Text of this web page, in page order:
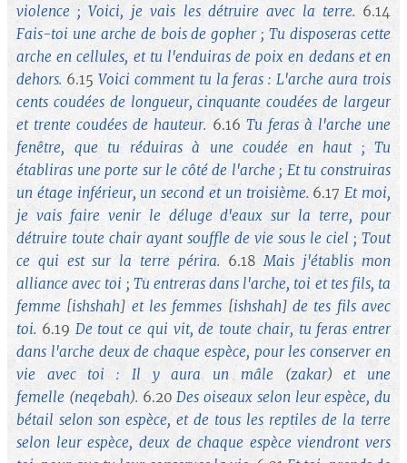
violence ; Voici, je vais les détruire avec la terre. 6.14
Fais-toi une arche de bois de gopher ; Tu disposeras cette
arche en cellules, et tu l'enduiras de poix en dedans et en
dehors. 6.15 Voici comment tu la feras : L'arche aura trois
cents coudées de longueur, cinquante coudées de largeur
et trente coudées de hauteur. 6.16 Tu feras à l'arche une
fenêtre, que tu réduiras à une coudée en haut ; Tu
établiras une porte sur le côté de l'arche ; Et tu construiras
un étage inférieur, un second et un troisième. 6.17 Et moi,
je vais faire venir le déluge d'eaux sur la terre, pour
détruire toute chair ayant souffle de vie sous le ciel ; Tout
ce qui est sur la terre périra. 6.18 Mais j'établis mon
alliance avec toi ; Tu entreras dans l'arche, toi et tes fils, ta
femme [ishshah]et les femmes [ishshah] de tes fils avec
toi.6.19 De tout ce qui vit, de toute chair, tu feras entrer
dans l'arche deux de chaque espèce, pour les conserver en
vie avec toi : Il y aura un mâle (zakar) et une
femelle (neqebah). 6.20 Des oiseaux selon leur espèce, du
bétail selon son espèce, et de tous les reptiles de la terre
selon leur espèce, deux de chaque espèce viendront vers